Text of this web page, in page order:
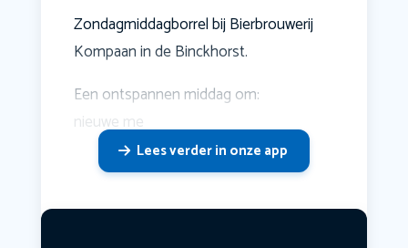
Zondagmiddagborrel bij Bierbrouwerij
Kompaan in de Binckhorst.
Een ontspannen middag om:
nieuwe me
Lees verder in onze app